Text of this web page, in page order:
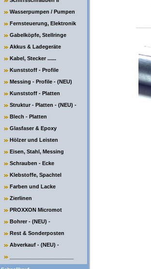
Wasserpumpen / Pumpen
Fernsteuerung, Elektronik
Gabelköpfe, Stellringe
Akkus & Ladegeräte
Kabel, Stecker ......
Kunststoff - Profile
Messing - Profile - (NEU)
Kunststoff - Platten
Struktur - Platten - (NEU) -
Blech - Platten
Glasfaser & Epoxy
Hölzer und Leisten
Eisen, Stahl, Messing
Schrauben - Ecke
Klebstoffe, Spachtel
Farben und Lacke
Zierlinen
PROXXON Micromot
Bohrer - (NEU) -
Rest & Sonderposten
Abverkauf - (NEU) -